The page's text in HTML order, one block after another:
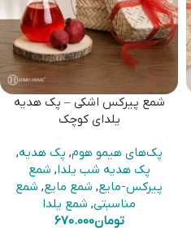
شمع پیرکس اشکی – پک هدیه
یلدای کوچک
پک‌های هیمو هوم, پک هدیه,
پک هدیه شب یلدا, شمع
پیرکس-مایع, شمع مایع, شمع
مناسبتی, شمع یلدا
تومان670.000